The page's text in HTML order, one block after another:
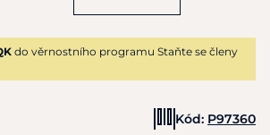
do věrnostního programu Staňte se členy
Kód: P97360